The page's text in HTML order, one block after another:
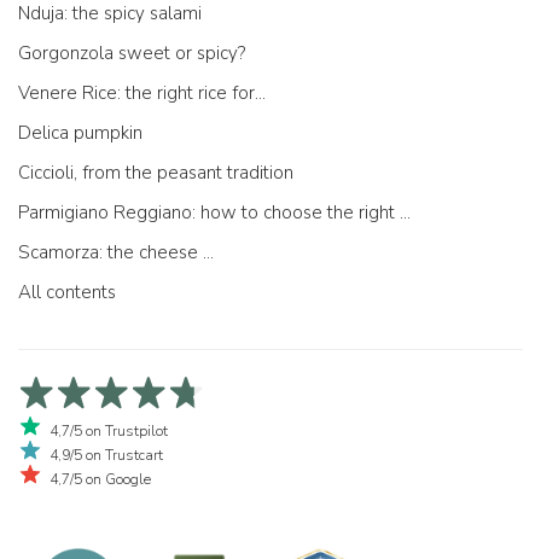
Nduja: the spicy salami
Gorgonzola sweet or spicy?
Venere Rice: the right rice for...
Delica pumpkin
Ciccioli, from the peasant tradition
Parmigiano Reggiano: how to choose the right one
Scamorza: the cheese ...
All contents
4,7/5 on Trustpilot
4,9/5 on Trustcart
4,7/5 on Google